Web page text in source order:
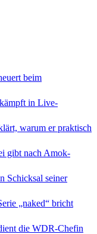
beim
in Live-
warum er praktisch
gibt nach Amok-
Schicksal seiner
„naked“ bricht
die WDR-Chefin